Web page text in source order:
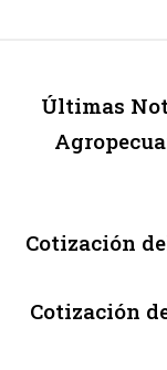
Últimas
Cotización
Cotización